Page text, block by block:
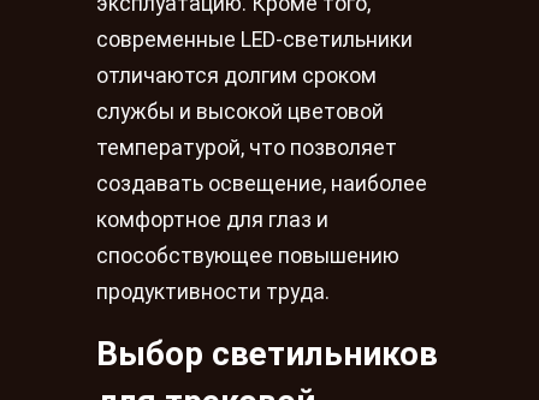
современные LED-светильники
отличаются долгим сроком
службы и высокой цветовой
температурой, что позволяет
создавать освещение, наиболее
комфортное для глаз и
способствующее повышению
продуктивности труда.
Выбор светильников